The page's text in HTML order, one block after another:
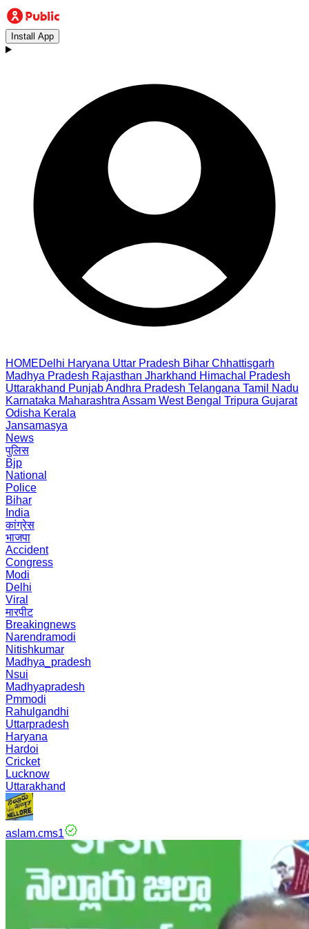
Install App
HOMEDelhi Haryana Uttar Pradesh Bihar Chhattisgarh
Madhya Pradesh Rajasthan Jharkhand Himachal Pradesh
Uttarakhand PunjabAndhra Pradesh Telangana Tamil Nadu
Karnataka Maharashtra Assam West Bengal Tripura Gujarat
Odisha Kerala
Jansamasya
News
पुलिस
Bjp
National
Police
Bihar
India
कांग्रेस
भाजपा
Accident
Congress
Modi
Delhi
Viral
मारपीट
Breakingnews
Narendramodi
Nitishkumar
Madhya_pradesh
Nsui
Madhyapradesh
Pmmodi
Rahulgandhi
Uttarpradesh
Haryana
Hardoi
Cricket
Lucknow
Uttarakhand
aslam.cms1